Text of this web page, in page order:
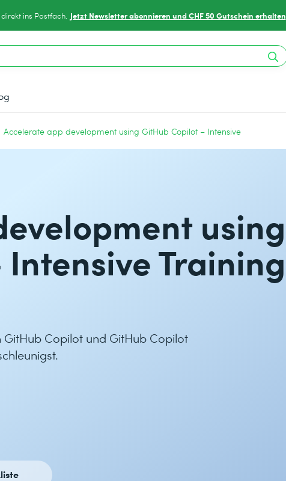
ins Postfach. Jetzt Newsletter abonnieren und CHF 50 Gutschein erhalten
Accelerate app development using GitHub Copilot – Intensive
using
Training
Copilot und GitHub Copilot